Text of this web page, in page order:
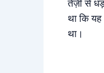
तेज़ी से
था कि यह
था।